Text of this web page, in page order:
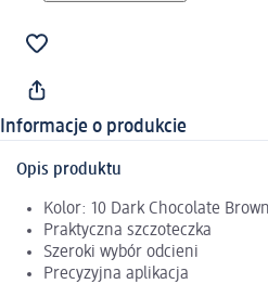
Informacje o produkcie
Opis produktu
Kolor: 10 Dark Chocolate Brown
Praktyczna szczoteczka
Szeroki wybór odcieni
Precyzyjna aplikacja